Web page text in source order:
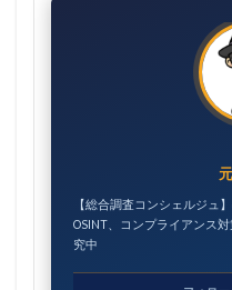
【総合調査コンシェルジュ
OSINT、コンプライアンス
究中